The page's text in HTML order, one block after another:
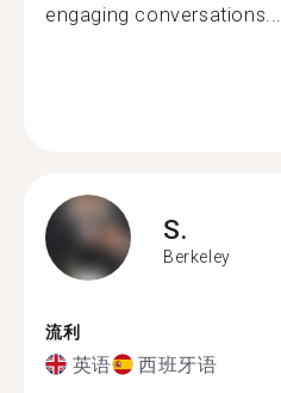
engaging conversations...
S.
Berkeley
流利
英语 西班牙语